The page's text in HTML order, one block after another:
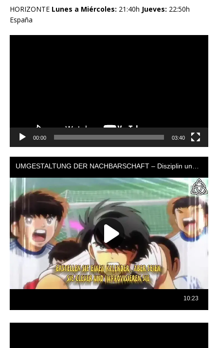
HORIZONTE Lunes a Miércoles: 21:40h Jueves: 22:50h
España
00:00 03:40